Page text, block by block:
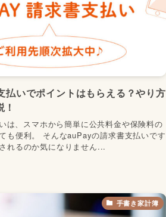
いでポイントはもらえる？やり方
は、スマホから簡単に公共料金や保険料の
も便利。 そんなauPayの請求書支払いです
れるのか気になりません...
手書き家計簿